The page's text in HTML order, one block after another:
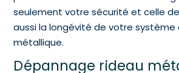
seulement votre sécurité et celle
aussi la longévité de votre
métallique.
Dépannage rideau